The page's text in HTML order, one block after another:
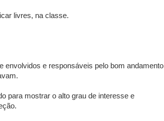
livres, na classe.
envolvidos e responsáveis pelo bom andamento
para mostrar o alto grau de interesse e